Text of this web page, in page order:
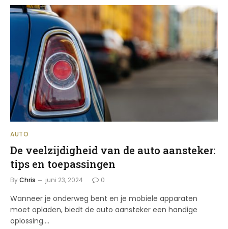
AUTO
De veelzijdigheid van de auto aansteker:
tips en toepassingen
ByChris juni 23, 2024 0
Wanneer je onderweg bent en je mobiele apparaten
moet opladen, biedt de auto aansteker een handige
oplossing.…